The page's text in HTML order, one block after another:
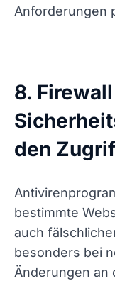
Anforderungen
8.
den
bestimmte
auch
besonders bei
Änderungen an